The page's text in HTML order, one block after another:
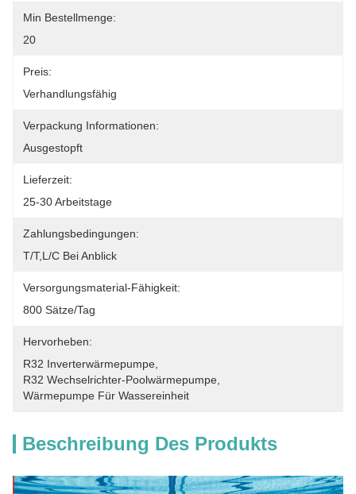
Min Bestellmenge:
20
Preis:
Verhandlungsfähig
Verpackung Informationen:
Ausgestopft
Lieferzeit:
25-30 Arbeitstage
Zahlungsbedingungen:
T/T,L/C Bei Anblick
Versorgungsmaterial-Fähigkeit:
800 Sätze/Tag
Hervorheben:
R32 Inverterwärmepumpe
R32 Wechselrichter-Poolwärmepumpe
Wärmepumpe Für Wassereinheit
Beschreibung Des Produkts